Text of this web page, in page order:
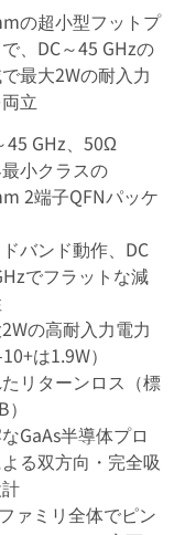
の超小型フットプ
、DC～45 GHzの
最大2Wの耐入力
立
45 GHz、50Ω
最小クラスの
2端子QFNパッケ
ドバンド動作、DC
でフラットな減
2Wの高耐入力電力
10+は1.9W）
たリターンロス（標
なGaAs半導体プロ
る双方向・完全吸
ファミリ全体でピン